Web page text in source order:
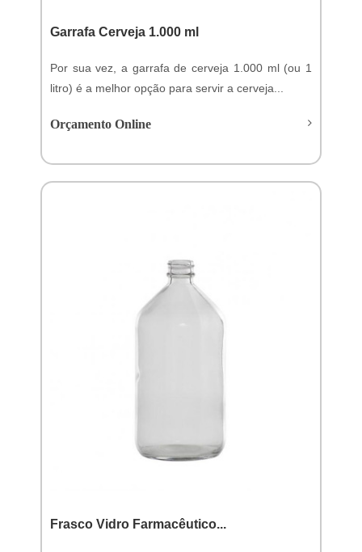
Garrafa Cerveja 1.000 ml
Por sua vez, a garrafa de cerveja 1.000 ml (ou 1
litro) é a melhor opção para servir a cerveja...
Orçamento Online
Frasco Vidro Farmacêutico...